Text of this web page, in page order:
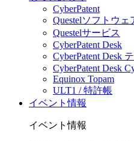
CyberPatent
Questelソフトウェ
Questelサービス
CyberPatent Desk
CyberPatent Desk
CyberPatent Desk
Equinox Topam
ULT1 / 特許帳
イベント情報
イベント情報